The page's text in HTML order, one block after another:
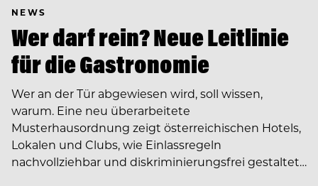
NEWS
Wer darf rein? Neue Leitlinie
für die Gastronomie
Wer an der Tür abgewiesen wird, soll wissen,
warum. Eine neu überarbeitete
Musterhausordnung zeigt österreichischen Hotels,
Lokalen und Clubs, wie Einlassregeln
nachvollziehbar und diskriminierungsfrei gestaltet…